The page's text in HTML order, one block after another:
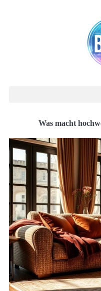
Was macht